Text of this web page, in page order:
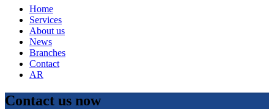
Home
Services
About us
News
Branches
Contact
AR
Contact us now